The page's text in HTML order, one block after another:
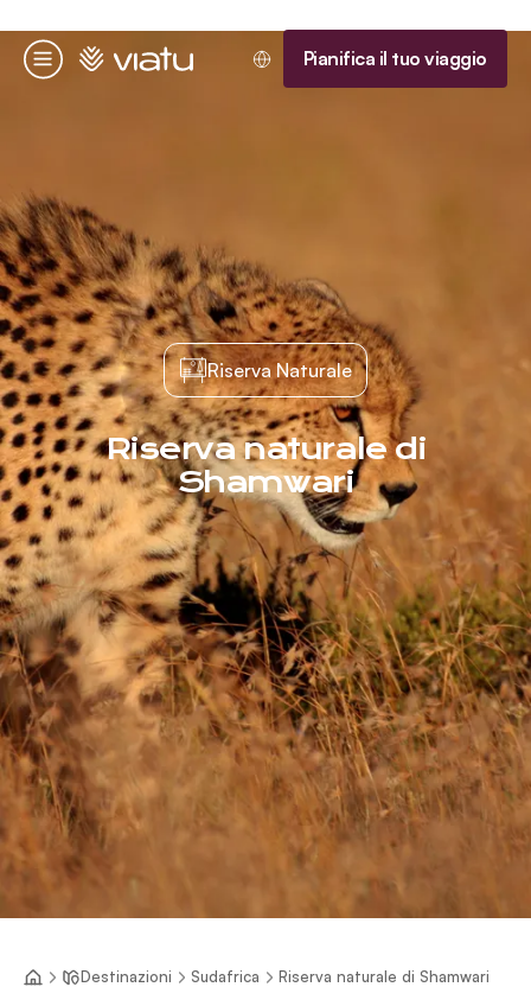
Menu
Homepage Pianifica il tuo viaggio
Riserva Naturale
Riserva naturale di
Shamwari
Destinazioni Sudafrica Riserva naturale di Shamwari